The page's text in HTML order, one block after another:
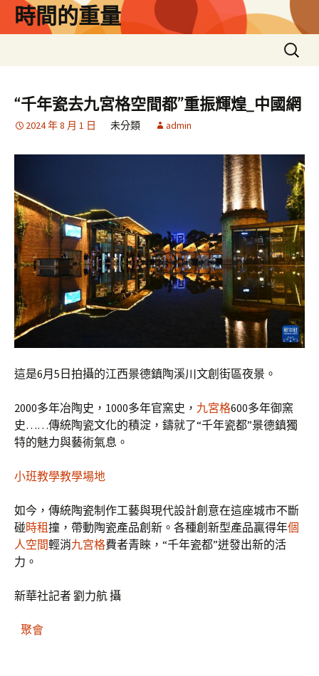
時間的重量
搜
尋
鍵
字:
“千年瓷去九宮格空間都”重振輝煌_中國網
2024 年 8 月 1 日 未分類 admin
這是6月5日拍攝的江西景德鎮陶溪川文創街區夜景。
2000多年冶陶史，1000多年官窯史， 九宮格600多年御窯
史……傳統陶瓷文化的積淀，鑄就了“千年瓷都”景德鎮獨
特的魅力與藝術氣息。
小班教學教學場地
如今，傳統陶瓷制作工藝與現代設計創意在這座城市不斷
碰時租撞，帶動陶瓷產品創新。各種創新型產品贏得年個
人空間輕消九宮格費者青睞，“千年瓷都”迸發出新的活
力。
新華社記者 劉力航 攝
聚會